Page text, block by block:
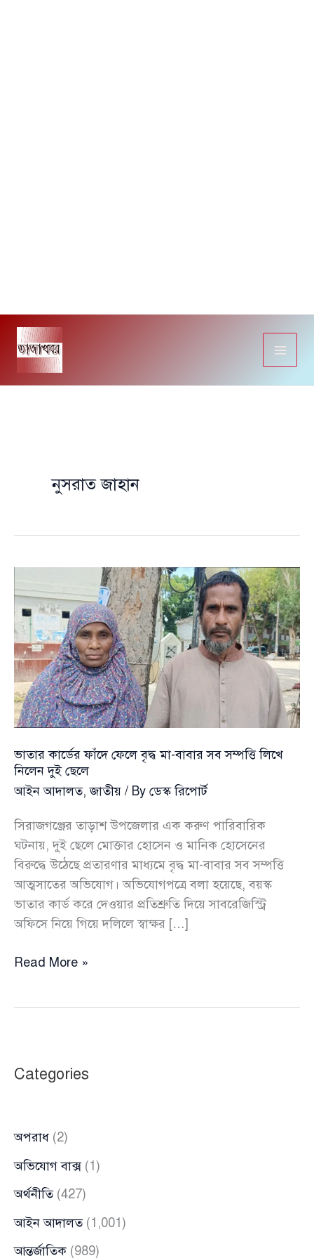
Skip
content
নুসরাত জাহান
ভাতার কার্ডের ফাঁদে ফেলে বৃদ্ধ মা-বাবার সব সম্পত্তি লিখে
নিলেন দুই ছেলে
আইন আদালত,জাতীয় / By ডেস্ক রিপোর্ট
সিরাজগঞ্জের তাড়াশ উপজেলার এক করুণ পারিবারিক
ঘটনায়, দুই ছেলে মোক্তার হোসেন ও মানিক হোসেনের
বিরুদ্ধে উঠেছে প্রতারণার মাধ্যমে বৃদ্ধ মা-বাবার সব সম্পত্তি
আত্মসাতের অভিযোগ। অভিযোগপত্রে বলা হয়েছে, বয়স্ক
ভাতার কার্ড করে দেওয়ার প্রতিশ্রুতি দিয়ে সাবরেজিস্ট্রি
অফিসে নিয়ে গিয়ে দলিলে স্বাক্ষর […]
ভাতার
বাবার
লিখে
নিলেন
ছেলে
Read More »
Categories
অপরাধ (2)
অভিযোগ বাক্স(1)
অর্থনীতি(427)
আইন আদালত(1,001)
আন্তর্জাতিক (989)